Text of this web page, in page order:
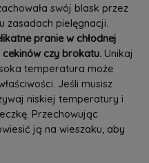
swój blask przez
zasadach pielęgnacji.
pranie w chłodnej
czy brokatu.Unikaj
temperatura może
Jeśli musisz
niskiej temperatury i
Przechowując
ją na wieszaku, aby